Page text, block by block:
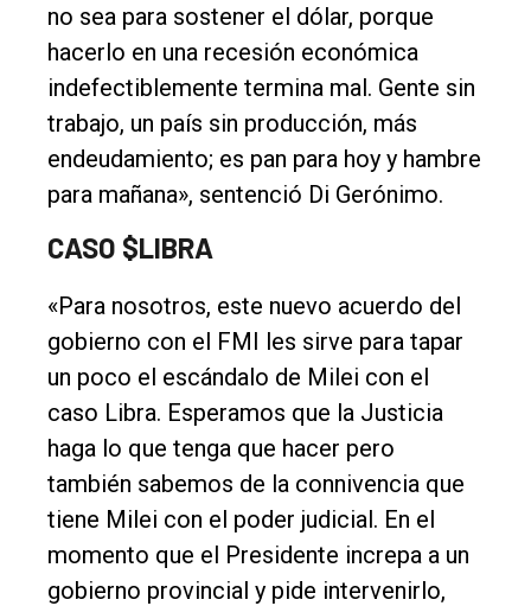
no sea para sostener el dólar, porque
hacerlo en una recesión económica
indefectiblemente termina mal. Gente sin
trabajo, un país sin producción, más
endeudamiento; es pan para hoy y hambre
para mañana», sentenció Di Gerónimo.
CASO $LIBRA
«Para nosotros, este nuevo acuerdo del
gobierno con el FMI les sirve para tapar
un poco el escándalo de Milei con el
caso Libra. Esperamos que la Justicia
haga lo que tenga que hacer pero
también sabemos de la connivencia que
tiene Milei con el poder judicial. En el
momento que el Presidente increpa a un
gobierno provincial y pide intervenirlo,